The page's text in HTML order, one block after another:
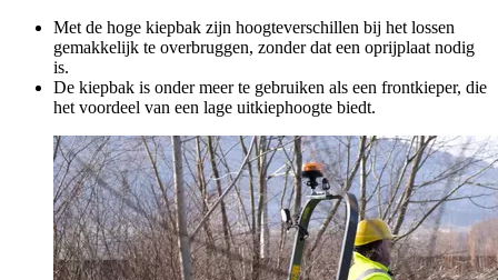
Met de hoge kiepbak zijn hoogteverschillen bij het lossen
gemakkelijk te overbruggen, zonder dat een oprijplaat nodig
is.
De kiepbak is onder meer te gebruiken als een frontkieper, die
het voordeel van een lage uitkiephoogte biedt.